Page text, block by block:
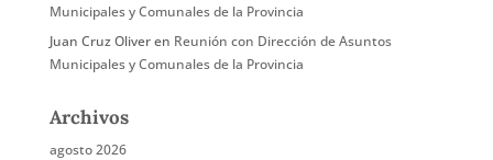
Municipales y Comunales de la Provincia
Juan Cruz Oliveren Reunión con Dirección de Asuntos
Municipales y Comunales de la Provincia
Archivos
agosto 2026